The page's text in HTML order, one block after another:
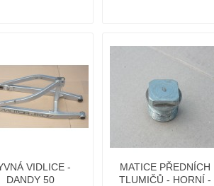
VIDLICE -
DANDY 50
MATICE PŘEDNÍCH
TLUMIČŮ - HORNÍ -